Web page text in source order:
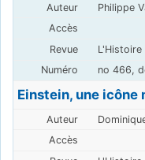
Philippe
L'Histoire
no 466,
Einstein, une icône